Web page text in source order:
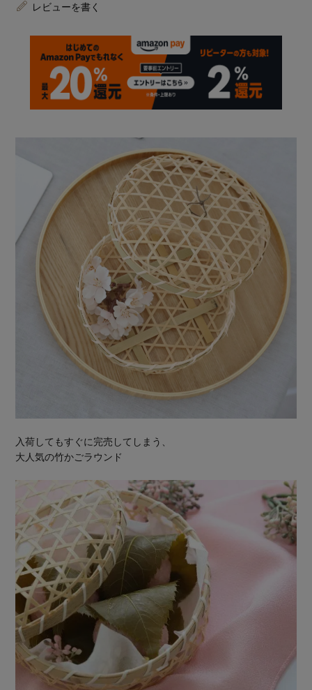
レビューを書く
入荷してもすぐに完売してしまう、
大人気の竹かごラウンド